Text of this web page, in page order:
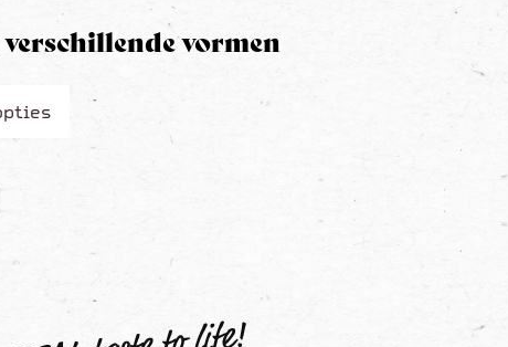
vormen